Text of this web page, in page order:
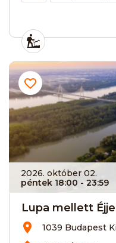
2026. október 02.
péntek 18:00 - 23:59
Lupa mellett
1039 Budapest